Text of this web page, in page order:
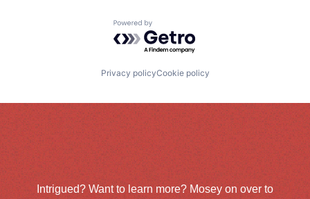
Powered by Getro.com
Privacy policyCookie policy
Intrigued? Want to learn more? Mosey on over to